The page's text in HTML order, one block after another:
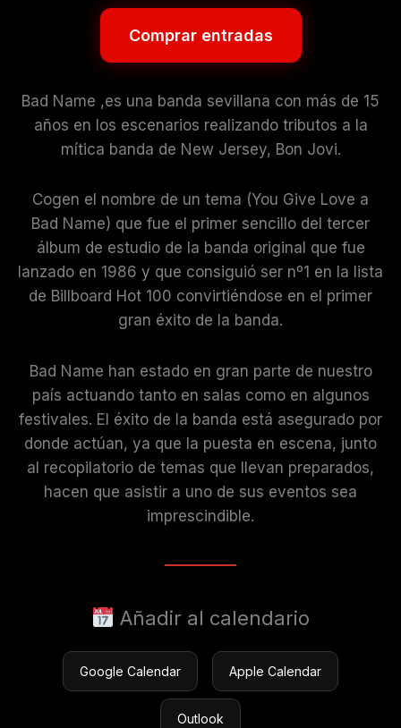
Comprar entradas
Bad Name ,es una banda sevillana con más de 15
años en los escenarios realizando tributos a la
mítica banda de New Jersey, Bon Jovi.
Cogen el nombre de un tema (You Give Love a
Bad Name) que fue el primer sencillo del tercer
álbum de estudio de la banda original que fue
lanzado en 1986 y que consiguió ser nº1 en la lista
de Billboard Hot 100 convirtiéndose en el primer
gran éxito de la banda.
Bad Name han estado en gran parte de nuestro
país actuando tanto en salas como en algunos
festivales. El éxito de la banda está asegurado por
donde actúan, ya que la puesta en escena, junto
al recopilatorio de temas que llevan preparados,
hacen que asistir a uno de sus eventos sea
imprescindible.
Añadir al calendario
Google Calendar Apple Calendar
Outlook